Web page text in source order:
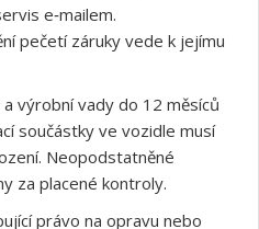
e‑mailem.
pečetí záruky vede k jejímu
výrobní vady do 12 měsíců
součástky ve vozidle musí
Neopodstatněné
za placené kontroly.
právo na opravu nebo